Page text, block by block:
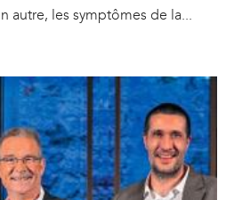
autre, les symptômes de la...